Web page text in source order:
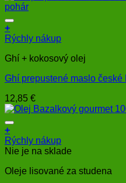
+
Rýchly nákup
Ghí + kokosový olej
Ghí prepustené maslo
12,85 €
+
Rýchly nákup
Nie je na sklade
Oleje lisované za studena